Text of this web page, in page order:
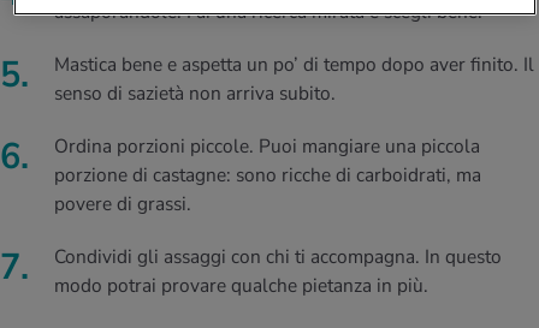
assaporandole. Fai una ricerca mirata e scegli bene.
Mastica bene e aspetta un po’ di tempo dopo aver finito. Il
senso di sazietà non arriva subito.
Ordina porzioni piccole. Puoi mangiare una piccola
porzione di castagne: sono ricche di carboidrati, ma
povere di grassi.
Condividi gli assaggi con chi ti accompagna. In questo
modo potrai provare qualche pietanza in più.